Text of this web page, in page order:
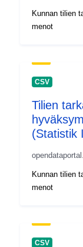
Kunnan tilien
menot
CSV
Tilien
(Statistik
Kunnan tilien
menot
CSV